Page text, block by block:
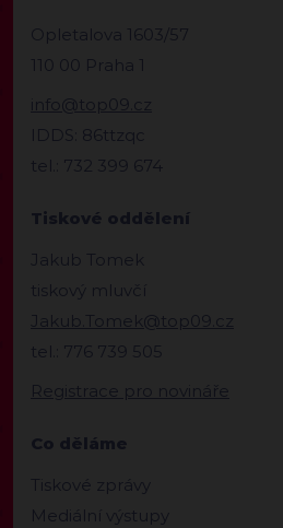
Opletalova 1603/57
110 00 Praha 1
info@top09.cz
IDDS: 86ttzqc
tel.: 732 399 674
Tiskové oddělení
Jakub Tomek
tiskový mluvčí
Jakub.Tomek@top09.cz
tel.: 776 739 505
Registrace pro novináře
Co děláme
Tiskové zprávy
Mediální výstupy